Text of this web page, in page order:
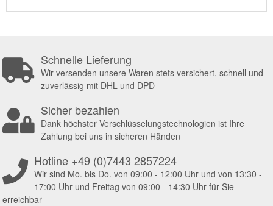
Schnelle Lieferung
Wir versenden unsere Waren stets versichert, schnell und
zuverlässig mit DHL und DPD
Sicher bezahlen
Dank höchster Verschlüsselungstechnologien ist Ihre
Zahlung bei uns in sicheren Händen
Hotline +49 (0)7443 2857224
Wir sind Mo. bis Do. von 09:00 - 12:00 Uhr und von 13:30 -
17:00 Uhr und Freitag von 09:00 - 14:30 Uhr für Sie
erreichbar